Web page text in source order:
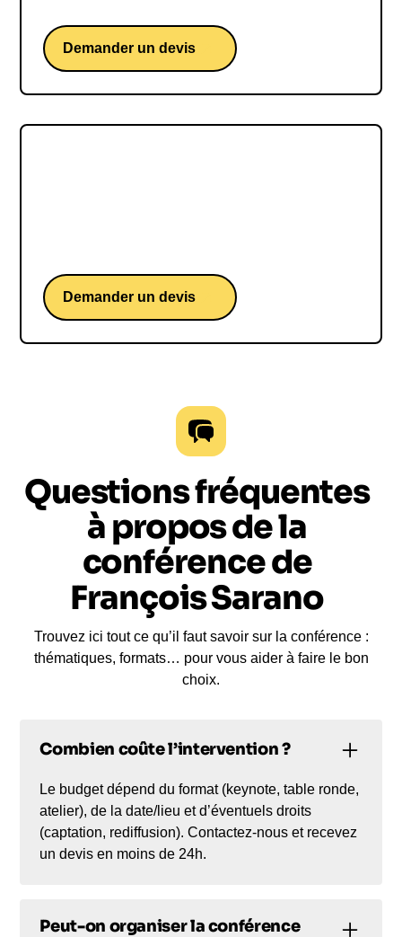
Demander un devis
Demander un devis
Questions fréquentes
à propos de la
conférence de
François Sarano
Trouvez ici tout ce qu’il faut savoir sur la conférence :
thématiques, formats… pour vous aider à faire le bon
choix.
Combien coûte l’intervention ?
Le budget dépend du format (keynote, table ronde,
atelier), de la date/lieu et d’éventuels droits
(captation, rediffusion). Contactez-nous et recevez
un devis en moins de 24h.
Peut-on organiser la conférence